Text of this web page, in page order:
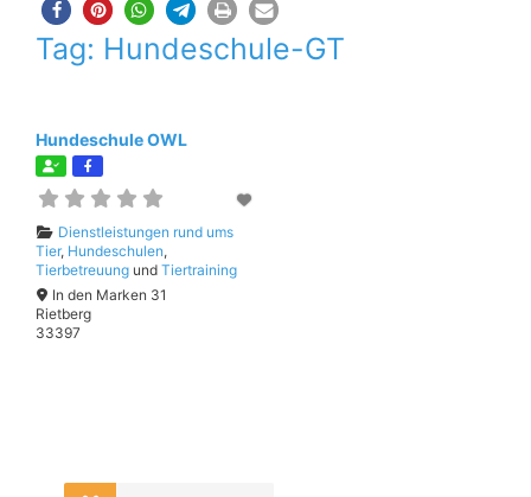
Tag: Hundeschule-GT
Hundeschule OWL
Dienstleistungen rund ums
Tier, Hundeschulen,
Tierbetreuung und Tiertraining
In den Marken 31
Rietberg
33397